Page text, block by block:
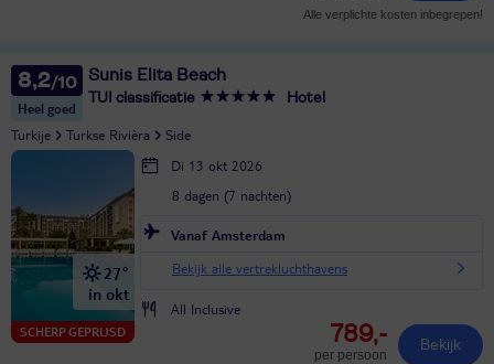
Alle verplichte kosten inbegrepen!
8,2
Heel goed
Sunis Elita Beach
TUI classificatie Hotel
Turkije Turkse Rivièra Side
SCHERP GEPRIJSD
27°
in okt
Di 13 okt 2026
8 dagen (7 nachten)
Vanaf Amsterdam
Bekijk alle vertrekluchthavens
All Inclusive
789,-
per persoon
Bekijk